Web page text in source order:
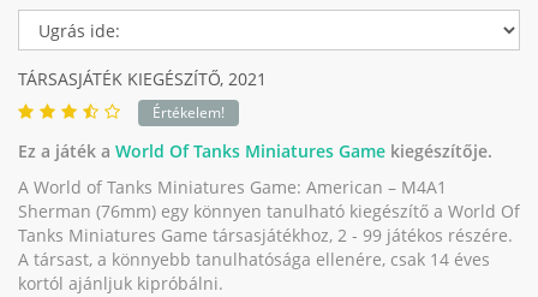
TÁRSASJÁTÉK KIEGÉSZÍTŐ, 2021
Értékelem!
Ez a játék a World Of Tanks Miniatures Game kiegészítője.
A World of Tanks Miniatures Game: American – M4A1
Sherman (76mm) egy könnyen tanulható kiegészítő a World Of
Tanks Miniatures Game társasjátékhoz, 2 - 99 játékos részére.
A társast, a könnyebb tanulhatósága ellenére, csak 14 éves
kortól ajánljuk kipróbálni.